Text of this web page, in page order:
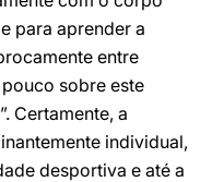
para aprender a
entre
sobre este
Certamente, a
individual,
desportiva e até a